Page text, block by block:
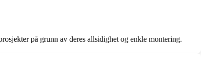
på grunn av deres allsidighet og enkle montering.